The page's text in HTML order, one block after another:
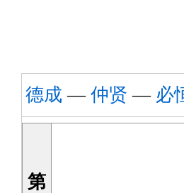
德成 — 仲贤 — 必
第